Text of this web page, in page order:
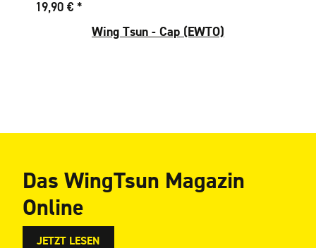
19,90 € *
Wing Tsun - Cap (EWTO)
Das WingTsun Magazin
Online
JETZT LESEN